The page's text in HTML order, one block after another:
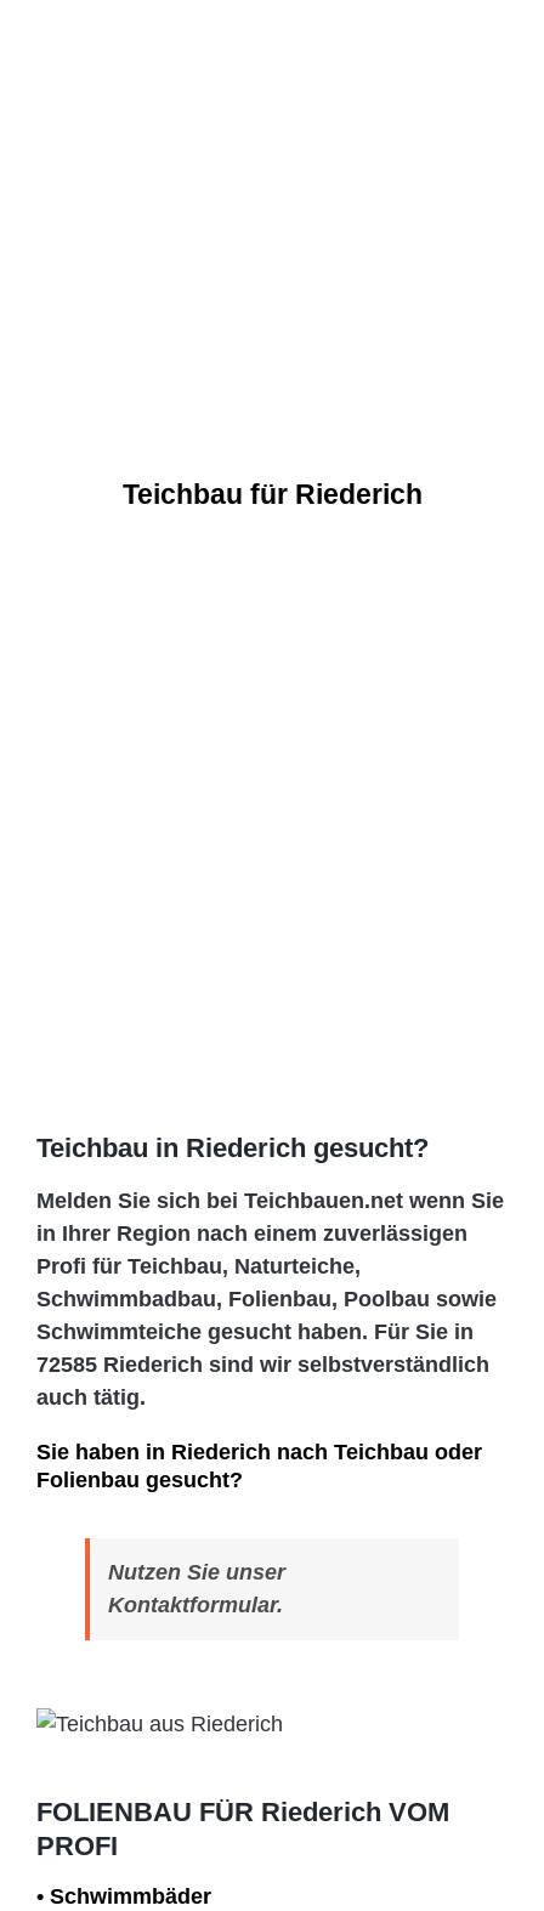
Teichbau für Riederich
Teichbau in Riederich gesucht?
Melden Sie sich bei Teichbauen.net wenn Sie
in Ihrer Region nach einem zuverlässigen
Profi für Teichbau, Naturteiche,
Schwimmbadbau, Folienbau, Poolbau sowie
Schwimmteiche gesucht haben. Für Sie in
72585 Riederich sind wir selbstverständlich
auch tätig.
Sie haben in Riederich nach Teichbau oder
Folienbau gesucht?
Nutzen Sie unser
Kontaktformular.
FOLIENBAU FÜR Riederich VOM
PROFI
• Schwimm­bäder